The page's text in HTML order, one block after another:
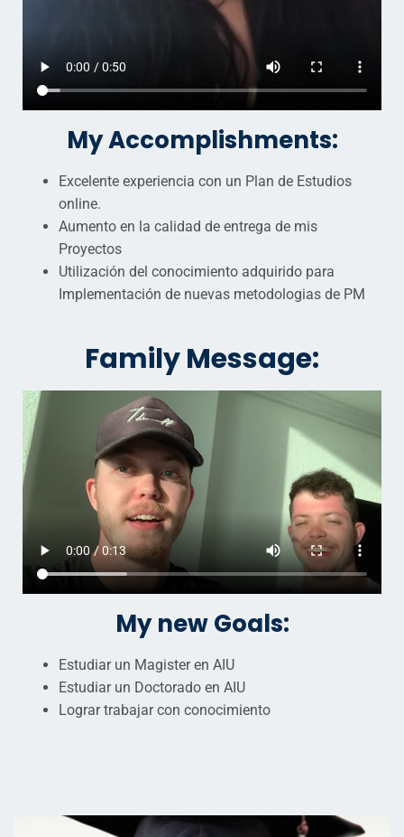
My Accomplishments:
Excelente experiencia con un Plan de Estudios
online.
Aumento en la calidad de entrega de mis
Proyectos
Utilización del conocimiento adquirido para
Implementación de nuevas metodologias de PM
Family Message:
My new Goals:
Estudiar un Magister en AIU
Estudiar un Doctorado en AIU
Lograr trabajar con conocimiento